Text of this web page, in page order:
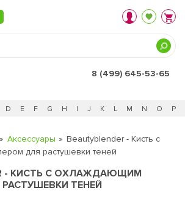
8 (499) 645-53-65
D E F G H I J K L M N O P
Аксессуары
Beautyblender - Кисть с
для растушевки теней
- КИСТЬ С ОХЛАЖДАЮЩИМ
ТЕНЕЙ